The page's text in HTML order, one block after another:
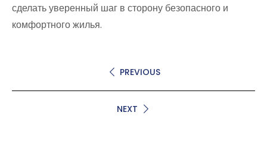
сделать уверенный шаг в сторону безопасного и
комфортного жилья.
PREVIOUS
NEXT